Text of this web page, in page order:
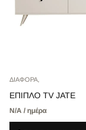
ΔΙΑΦΟΡΑ,
ΕΠΙΠΛΟ TV JATE
Ν/Α / ημέρα